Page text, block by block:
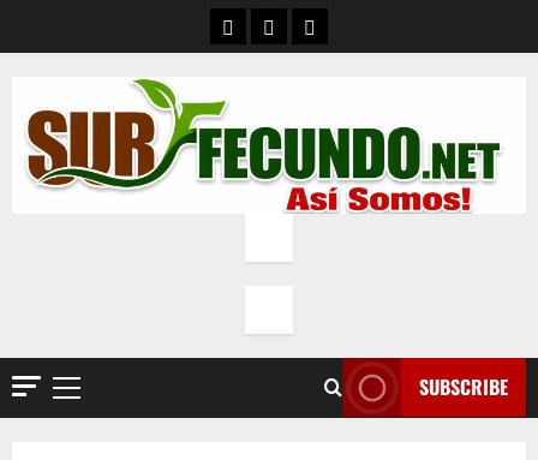
ContactoQuienes Somos
Política de privacidad
Primary
SUBSCRIBE